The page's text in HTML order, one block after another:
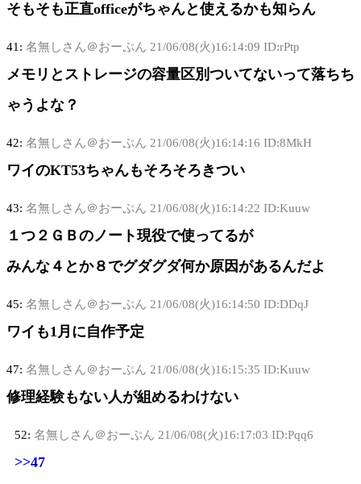
そもそも正直officeがちゃんと使えるかも知らん
41: 名無しさん＠おーぷん 21/06/08(火)16:14:09 ID:rPtp
メモリとストレージの容量区別ついてないって落ちち
ゃうよな？
42: 名無しさん＠おーぷん 21/06/08(火)16:14:16 ID:8MkH
ワイのKT53ちゃんもそろそろきつい
43: 名無しさん＠おーぷん 21/06/08(火)16:14:22 ID:Kuuw
１つ２ＧＢのノート現役で使ってるが
みんな４とか８でグダグダ何か原因があるんだよ
45: 名無しさん＠おーぷん 21/06/08(火)16:14:50 ID:DDqJ
ワイも1月に自作予定
47: 名無しさん＠おーぷん 21/06/08(火)16:15:35 ID:Kuuw
修理経験もない人が組めるわけない
52: 名無しさん＠おーぷん 21/06/08(火)16:17:03 ID:Pqq6
>>47